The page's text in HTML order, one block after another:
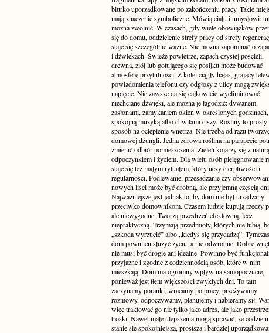
biurko uporządkowane po zakończeniu pracy. Takie
mają znaczenie symboliczne. Mówią ciału i umysłowi:
można zwolnić. W czasach, gdy wiele obowiązków
się do domu, oddzielenie strefy pracy od strefy
staje się szczególnie ważne. Nie można zapominać o
i dźwiękach. Świeże powietrze, zapach czystej pościeli,
drewna, ziół lub gotującego się posiłku może budować
atmosferę przytulności. Z kolei ciągły hałas, grający
powiadomienia telefonu czy odgłosy z ulicy mogą
napięcie. Nie zawsze da się całkowicie wyeliminować
niechciane dźwięki, ale można je łagodzić: dywanem,
zasłonami, zamykaniem okien w określonych godzinach,
spokojną muzyką albo chwilami ciszy. Rośliny to prosty
sposób na ocieplenie wnętrza. Nie trzeba od razu
domowej dżungli. Jedna zdrowa roślina na parapecie
zmienić odbiór pomieszczenia. Zieleń kojarzy się z
odpoczynkiem i życiem. Dla wielu osób pielęgnowanie
staje się też małym rytuałem, który uczy cierpliwości i
regularności. Podlewanie, przesadzanie czy
nowych liści może być drobną, ale przyjemną częścią
Najważniejsze jest jednak to, by dom nie był urządzany
przeciwko domownikom. Czasem ludzie kupują rzeczy
ale niewygodne. Tworzą przestrzeń efektowną, lecz
niepraktyczną. Trzymają przedmioty, których nie lubią,
„szkoda wyrzucić” albo „kiedyś się przydadzą”.
dom powinien służyć życiu, a nie odwrotnie. Dobre
nie musi być drogie ani idealne. Powinno być
przyjazne i zgodne z codziennością osób, które w nim
mieszkają. Dom ma ogromny wpływ na samopoczucie,
ponieważ jest tłem większości zwykłych dni. To tam
zaczynamy poranki, wracamy po pracy, przeżywamy
rozmowy, odpoczywamy, planujemy i nabieramy sił.
więc traktować go nie tylko jako adres, ale jako
troski. Nawet małe ulepszenia mogą sprawić, że
stanie się spokojniejsza, prostsza i bardziej